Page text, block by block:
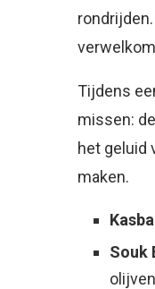
Tijdens
missen:
het geluid
maken.
Souk